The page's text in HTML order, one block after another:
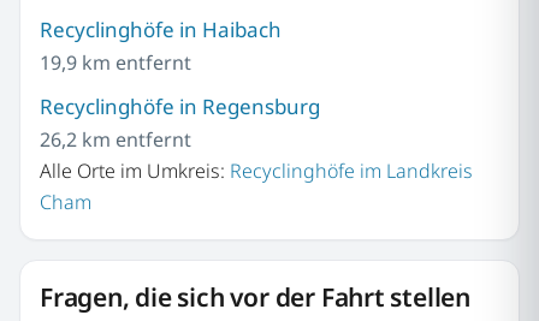
Recyclinghöfe in Haibach
19,9 km entfernt
Recyclinghöfe in Regensburg
26,2 km entfernt
Alle Orte im Umkreis: Recyclinghöfe im Landkreis
Cham
Fragen, die sich vor der Fahrt stellen